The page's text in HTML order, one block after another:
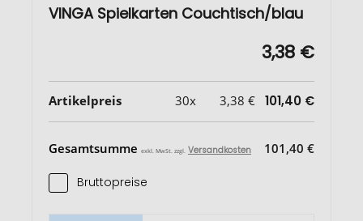
VINGA Spielkarten Couchtisch/blau
3,38 €
Artikelpreis 30x 3,38 € 101,40 €
Gesamtsumme exkl. MwSt. zzgl. Versandkosten 101,40 €
Bruttopreise